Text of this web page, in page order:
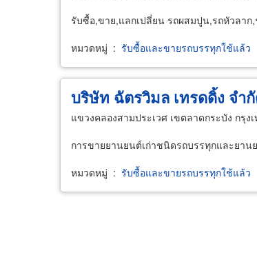
รับซื้อ,ขาย,แลกเปลี่ยน รถผสมปูน,รถหัวลา
หมวดหมู่ : รับซื้อและขายรถบรรทุกใช้แล้ว
บริษัท ฉัตรวิมล เทรดดิ้ง จำ
แขวงคลองสามประเวศ เขตลาดกระบัง กรุง
การขายยานยนต์เก่าชนิดรถบรรทุกและยา
หมวดหมู่ : รับซื้อและขายรถบรรทุกใช้แล้ว